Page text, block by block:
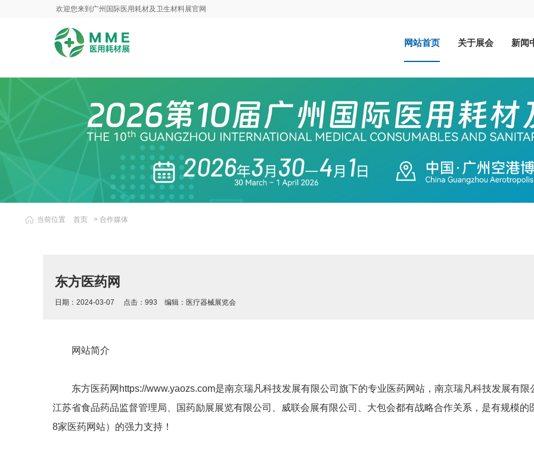
欢迎您来到广州国际医用耗材及卫生材料展官网
网站首页 关于展会 新闻
当前位置 首页 > 合作媒体
东方医药网
日期：2024-03-07 点击： 993 编辑： 医疗器械展览会
网站简介
东方医药网https://www.yaozs.com是南京瑞凡科技发展有限公司旗下的专业医药网站，南京瑞凡科技发展有限
江苏省食品药品监督管理局、国药励展展览有限公司、威联会展有限公司、大包会都有战略合作关系，是有规模
8家医药网站）的强力支持！